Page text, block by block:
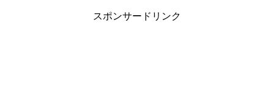
スポンサードリンク